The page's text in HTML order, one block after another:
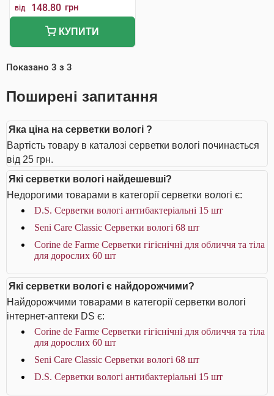
від 148.80 грн
КУПИТИ
Показано 3 з 3
Поширені запитання
Яка ціна на серветки вологі ?
Вартість товару в каталозі серветки вологі починається
від 25 грн.
Які серветки вологі найдешевші?
Недорогими товарами в категорії серветки вологі є:
D.S. Серветки вологі антибактеріальні 15 шт
Seni Care Classic Серветки вологі 68 шт
Corine de Farme Серветки гігієнічні для обличчя та тіла
для дорослих 60 шт
Які серветки вологі є найдорожчими?
Найдорожчими товарами в категорії серветки вологі
інтернет-аптеки DS є:
Corine de Farme Серветки гігієнічні для обличчя та тіла
для дорослих 60 шт
Seni Care Classic Серветки вологі 68 шт
D.S. Серветки вологі антибактеріальні 15 шт